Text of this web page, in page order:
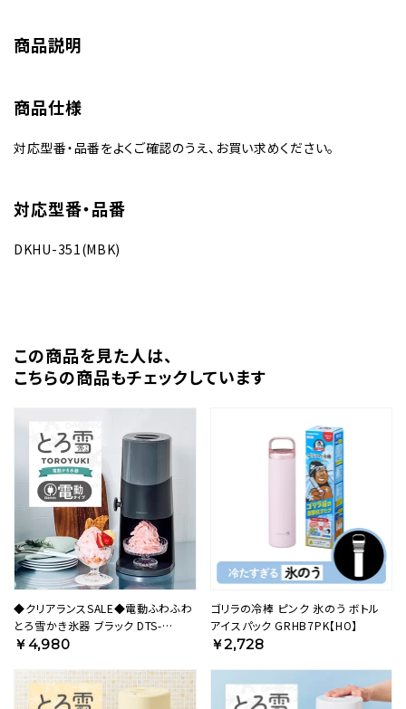
商品説明
商品仕様
対応型番・品番をよくご確認のうえ、お買い求めください。
対応型番・品番
DKHU-351(MBK)
この商品を⾒た⼈は、
こちらの商品もチェックしています
◆クリアランスSALE◆電動ふわふわ
とろ雪かき氷器 ブラック DTS-
B5BK【HO】
￥4,980
ゴリラの冷棒 ピンク 氷のう ボトル
アイスパック GRHB7PK【HO】
￥2,728